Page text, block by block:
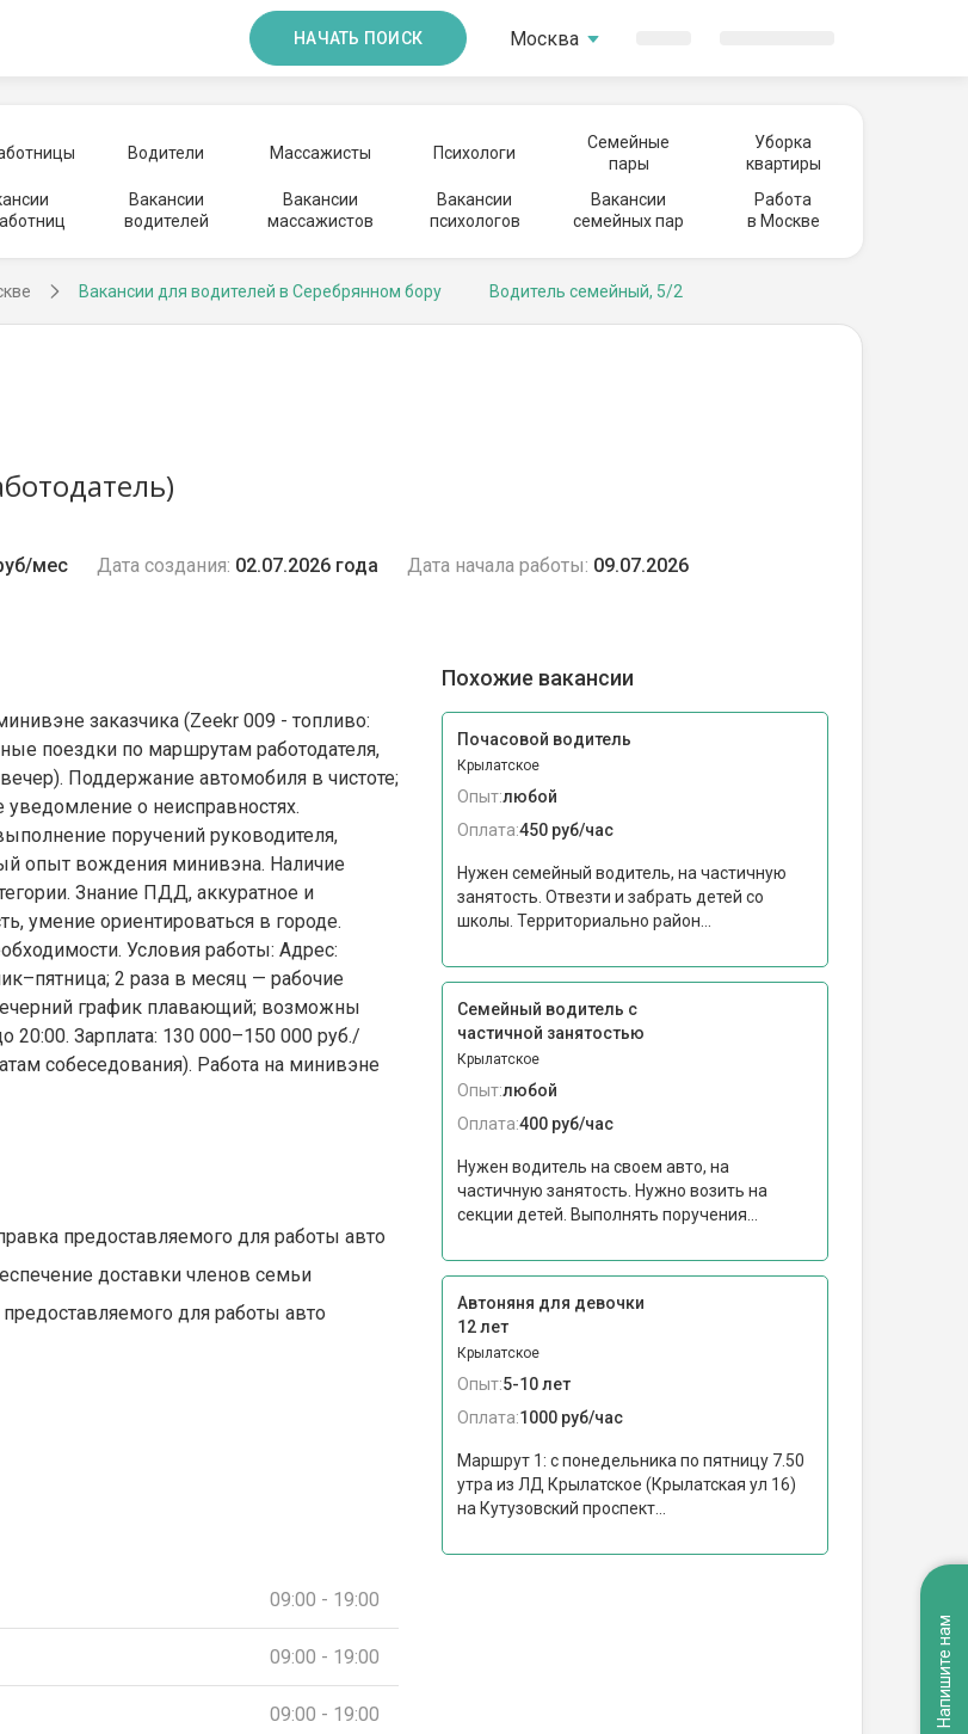
НАЧАТЬ ПОИСК Москва
Водители Массажисты Психологи
Семейные
пары
Уборка
квартиры
Вакансии
водителей
Вакансии
массажистов
Вакансии
психологов
Вакансии
семейных пар
Работа
в Москве
Вакансии для водителей в Серебрянном бору Водитель семейный, 5/2
мес Дата создания: 02.07.2026 года Дата начала работы: 09.07.2026
заказчика (Zeekr 009 - топливо:
поездки по маршрутам работодателя,
Поддержание автомобиля в чистоте;
о неисправностях.
поручений руководителя,
опыт вождения минивэна. Наличие
Знание ПДД, аккуратное и
умение ориентироваться в городе.
Условия работы: Адрес:
2 раза в месяц — рабочие
график плавающий; возможны
20:00. Зарплата: 130 000–150 000 руб./
собеседования). Работа на минивэне
предоставляемого для работы авто
доставки членов семьи
для работы авто
09:00 - 19:00
09:00 - 19:00
09:00 - 19:00
Похожие вакансии
Почасовой водитель
Крылатское
Опыт:любой
Оплата:450 руб/час
Нужен семейный водитель, на частичную
занятость. Отвезти и забрать детей со
школы. Территориально район...
Семейный водитель с
частичной занятостью
Крылатское
Опыт:любой
Оплата:400 руб/час
Нужен водитель на своем авто, на
частичную занятость. Нужно возить на
секции детей. Выполнять поручения...
Автоняня для девочки
12 лет
Крылатское
Опыт:5-10 лет
Оплата:1000 руб/час
Маршрут 1: с понедельника по пятницу 7.50
утра из ЛД Крылатское (Крылатская ул 16)
на Кутузовский проспект...
Напишите нам